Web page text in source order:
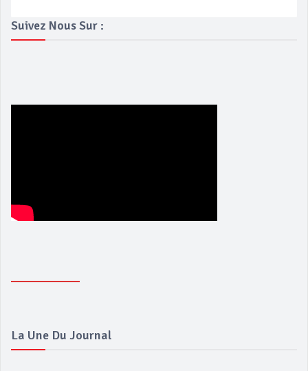
Suivez Nous Sur :
La Une Du Journal